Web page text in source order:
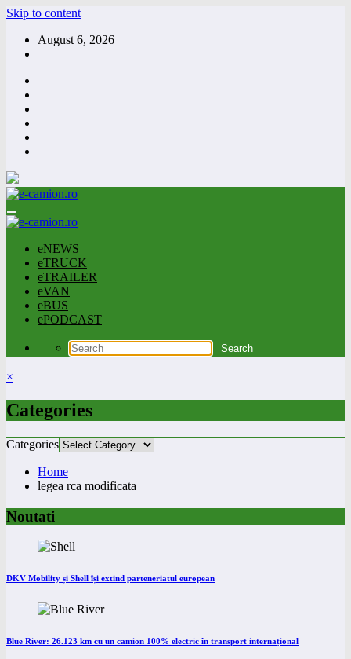
Skip to content
August 6, 2026
eNEWS
eTRUCK
eTRAILER
eVAN
eBUS
ePODCAST
×
Categories
Categories
Home
legea rca modificata
Noutati
DKV Mobility și Shell își extind parteneriatul european
Blue River: 26.123 km cu un camion 100% electric în transport internațional